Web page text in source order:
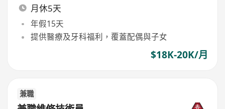
月休5天
年假15天
提供醫療及牙科福利，覆蓋配偶與子女
$18K-20K/月
兼職